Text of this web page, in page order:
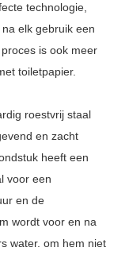
technologie,
elk gebruik een
is ook meer
toiletpapier.
roestvrij staal
en zacht
heeft een
voor een
en de
wordt voor en na
water. om hem niet